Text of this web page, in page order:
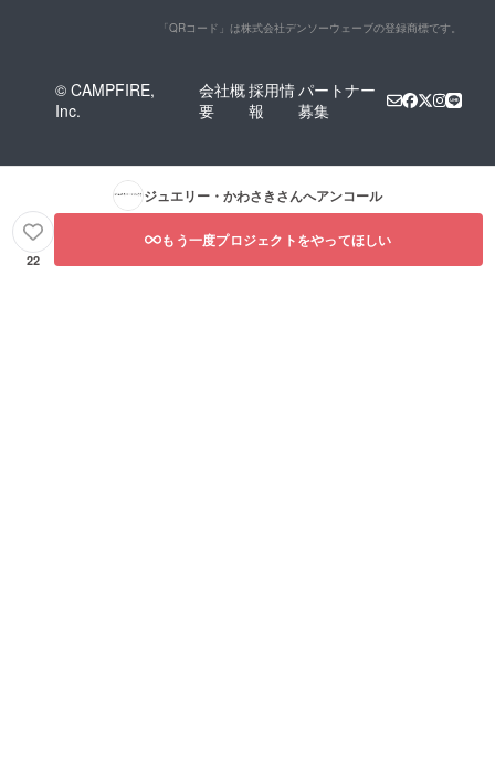
「QRコード」は株式会社デンソーウェーブの登録商標です。
© CAMPFIRE,
Inc.
会社概
要
採用情
報
パートナー
募集
ジュエリー・かわさきさんへアンコール
22
もう一度プロジェクトをやってほしい